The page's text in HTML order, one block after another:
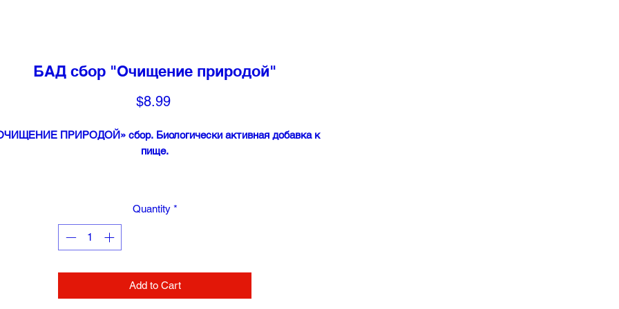
БАД сбор "Очищение природой"
$8.99Price
ПРИРОДОЙ» сбор. Биологически активная добавка к
пище.
препятствуют воспалительным процессам в кишечнике и в
комплексе способствуют очищению организма.
чай зеленый, корень солодки голой, лист крапивы
Quantity *
Add to Cart